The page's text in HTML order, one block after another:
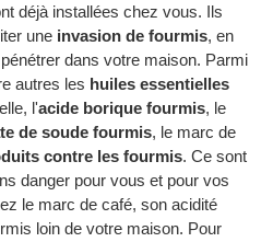
déjà installées chez vous. Ils
une invasion de fourmis, en
dans votre maison. Parmi
autres les huiles essentielles
l'acide borique fourmis, le
de soude fourmis, le marc de
contre les fourmis. Ce sont
danger pour vous et pour vos
le marc de café, son acidité
loin de votre maison. Pour